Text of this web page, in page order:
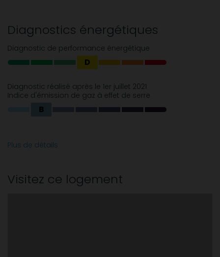
Diagnostics énergétiques
Diagnostic de performance énergétique
D
Diagnostic réalisé après le 1er juillet 2021
Indice d'émission de gaz à effet de serre
B
Plus de détails
Visitez ce logement